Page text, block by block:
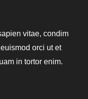
vitae, condim
orci ut et
in tortor enim.